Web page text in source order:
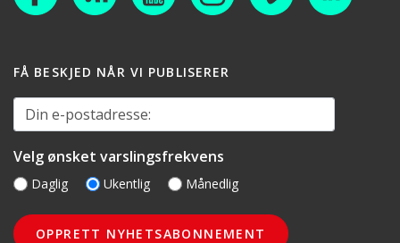
FÅ BESKJED NÅR VI PUBLISERER
Din e-postadresse:
Velg ønsket varslingsfrekvens
Daglig Ukentlig Månedlig